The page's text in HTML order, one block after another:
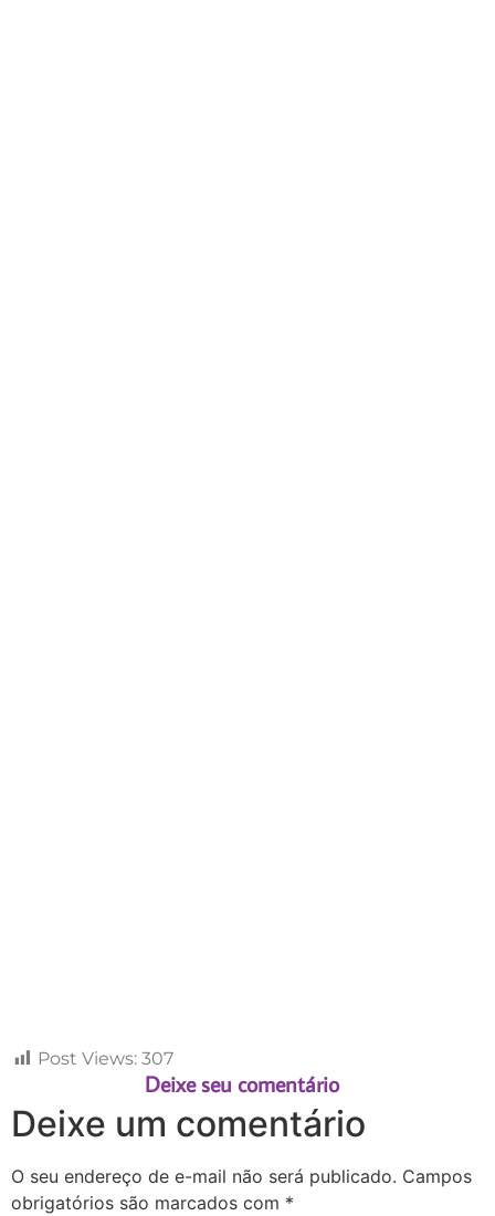
Post Views: 307
Deixe seu comentário
Deixe um comentário
O seu endereço de e-mail não será publicado. Campos
obrigatórios são marcados com *